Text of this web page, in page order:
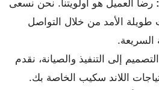
رضا العميل هو أولويتنا. نحن نسعى
طويلة الأمد من خلال التواصل
السريعة.
إلى التنفيذ والصيانة، نقدم
اللاند سكيب الخاصة بك.